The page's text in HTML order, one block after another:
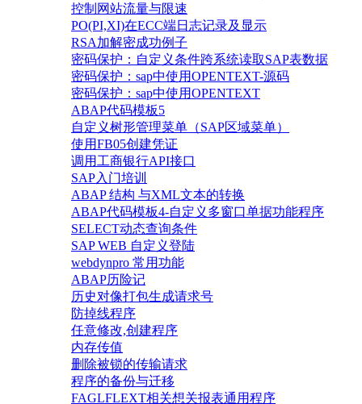
控制网站流量与限速
PO(PI,XI)在ECC端日志记录及显示
RSA加解密成功例子
密码保护：自定义条件跨系统读取SAP表数据
密码保护：sap中使用OPENTEXT-源码
密码保护：sap中使用OPENTEXT
ABAP代码模板5
自定义树形管理菜单（SAP区域菜单）
使用FB05创建凭证
调用工商银行API接口
SAP入门培训
ABAP 结构 与XML文本的转换
ABAP代码模板4-自定义多窗口单据功能程序
SELECT动态查询条件
SAP WEB 自定义登陆
webdynpro 常用功能
ABAP历险记
历史对像打包生成请求号
防掉线程序
任意修改,创建程序
内存传值
删除被锁的传输请求
程序的备份与迁移
FAGLFLEXT相关想关报表通用程序